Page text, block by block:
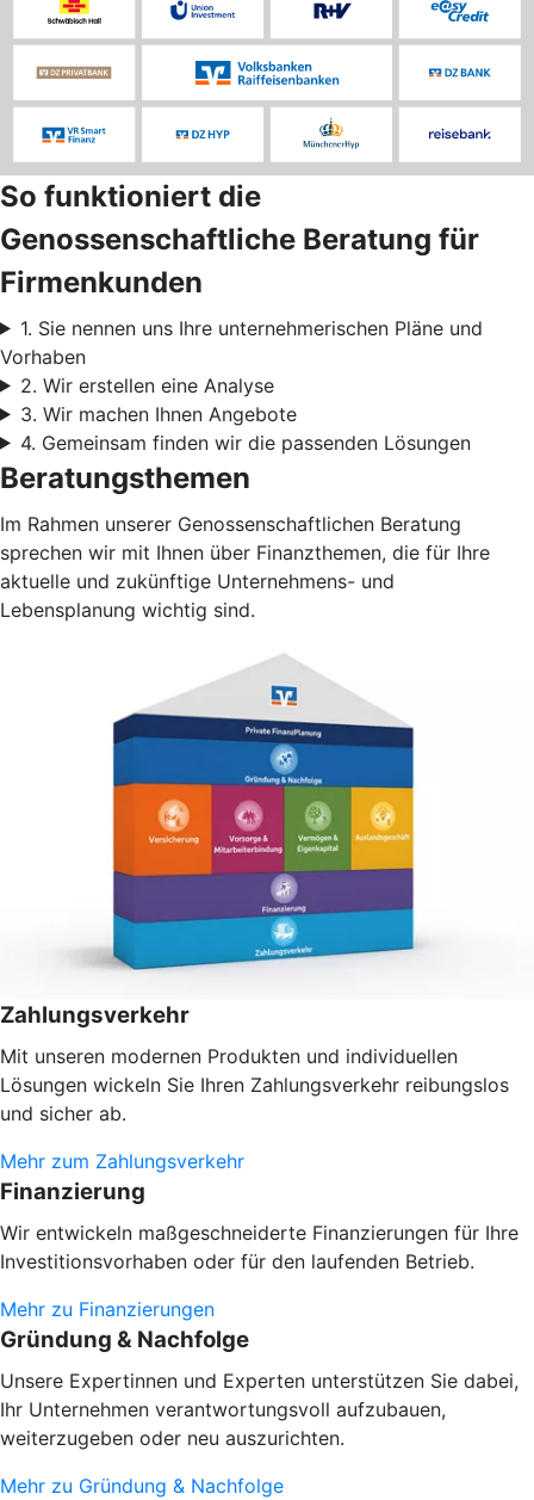
So funktioniert die
Genossenschaftliche Beratung für
Firmenkunden
1. Sie nennen uns Ihre unternehmerischen Pläne und
Vorhaben
2. Wir erstellen eine Analyse
3. Wir machen Ihnen Angebote
4. Gemeinsam finden wir die passenden Lösungen
Beratungsthemen
Im Rahmen unserer Genossenschaftlichen Beratung
sprechen wir mit Ihnen über Finanzthemen, die für Ihre
aktuelle und zukünftige Unternehmens- und
Lebensplanung wichtig sind.
Zahlungsverkehr
Mit unseren modernen Produkten und individuellen
Lösungen wickeln Sie Ihren Zahlungsverkehr reibungslos
und sicher ab.
Mehr zum Zahlungsverkehr
Finanzierung
Wir entwickeln maßgeschneiderte Finanzierungen für Ihre
Investitionsvorhaben oder für den laufenden Betrieb.
Mehr zu Finanzierungen
Gründung & Nachfolge
Unsere Expertinnen und Experten unterstützen Sie dabei,
Ihr Unternehmen verantwortungsvoll aufzubauen,
weiterzugeben oder neu auszurichten.
Mehr zu Gründung & Nachfolge